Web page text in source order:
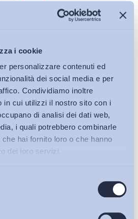
i cookie
personalizzare contenuti ed
dei social media e per
Condividiamo inoltre
in cui utilizzi il nostro sito con i
di analisi dei dati web,
i quali potrebbero combinarle
hai fornito loro o che hanno
dei loro servizi.